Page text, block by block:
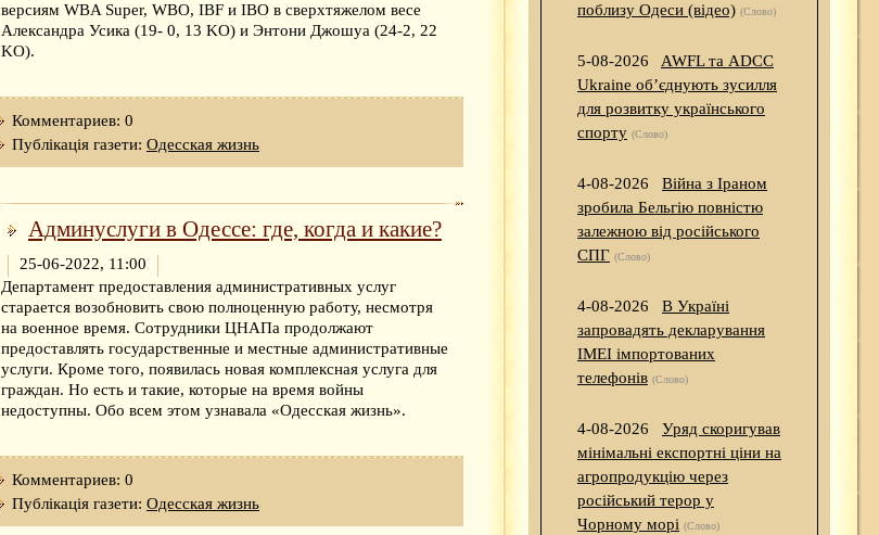
версиям WBA Super, WBO, IBF и IBO в сверхтяжелом весе
Александра Усика (19- 0, 13 KO) и Энтони Джошуа (24-2, 22
KO).
Комментариев: 0
Публікація газети: Одесская жизнь
Админуслуги в Одессе: где, когда и какие?
25-06-2022, 11:00
Департамент предоставления административных услуг
старается возобновить свою полноценную работу, несмотря
на военное время. Сотрудники ЦНАПа продолжают
предоставлять государственные и местные административные
услуги. Кроме того, появилась новая комплексная услуга для
граждан. Но есть и такие, которые на время войны
недоступны. Обо всем этом узнавала «Одесская жизнь».
Комментариев: 0
Публікація газети: Одесская жизнь
поблизу Одеси (відео) (Слово)
5-08-2026
AWFL та ADCC
Ukraine об’єднують зусилля
для розвитку українського
спорту (Слово)
4-08-2026
Війна з Іраном
зробила Бельгію повністю
залежною від російського
СПГ (Слово)
4-08-2026
В Україні
запровадять декларування
IMEI імпортованих
телефонів (Слово)
4-08-2026
Уряд скоригував
мінімальні експортні ціни на
агропродукцію через
російський терор у
Чорному морі (Слово)